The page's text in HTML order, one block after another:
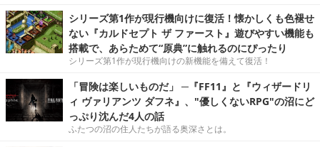
シリーズ第1作が現行機向けに復活！懐かしくも色褪せ
ない『カルドセプト ザ ファースト』遊びやすい機能も
搭載で、あらためて“原典”に触れるのにぴったり
シリーズ第1作が現行機向けの新機能を備えて復活！
「冒険は楽しいものだ」 ─『FF11』と『ウィザードリ
ィ ヴァリアンツ ダフネ』、"優しくないRPG"の沼にど
っぷり沈んだ4人の話
ふたつの沼の住人たちが語る奥深さとは。